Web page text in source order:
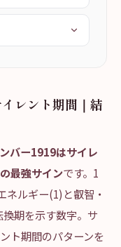
レント期間｜結
バー1919はサイレ
最強サインです。1
ネルギー(1)と叡智・
期を示す数字。サ
ト期間のパターンを